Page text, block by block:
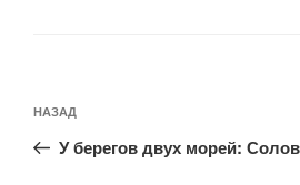
по
записям
Предыдущая
запись:
НАЗАД
У берегов двух морей: